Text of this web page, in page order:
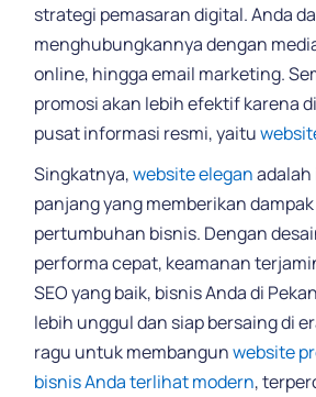
strategi pemasaran digital. Anda
menghubungkannya dengan
online, hingga email marketing.
promosi akan lebih efektif karena
pusat informasi resmi, yaitu
Singkatnya,website eleganadalah
panjang yang memberikan
pertumbuhan bisnis. Dengan
performa cepat, keamanan
SEO yang baik, bisnis Anda di
lebih unggul dan siap bersaing di
ragu untuk membangunwebsite
bisnis Anda terlihat modern,